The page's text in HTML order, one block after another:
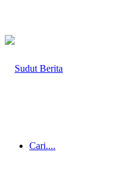
Cari....